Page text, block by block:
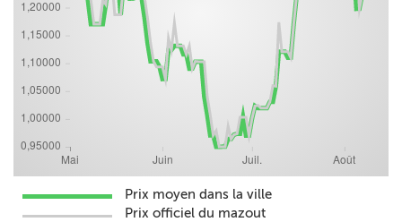
Prix moyen dans la ville
Prix officiel du mazout